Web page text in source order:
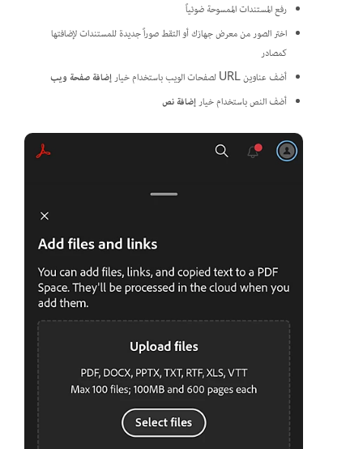
رفع المستندات الممسوحة ضوئياً
اختر الصور من معرض جهازك أو التقط صوراً جديدة للمستندات لإضافتها
كمصادر
أضف عناوين URL لصفحات الويب باستخدام خيار
إضافة صفحة ويب
أضف النص باستخدام خيارإضافة نص